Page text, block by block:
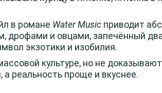
в романе Water Music приводит
дрофами и овцами, запечённый
экзотики и изобилия.
культуре, но не
реальность проще и вкуснее.